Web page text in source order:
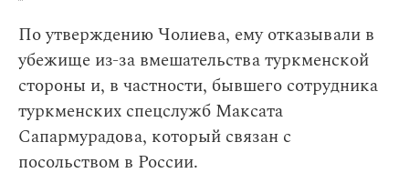
По утверждению Чолиева, ему отказывали в
убежище из-за вмешательства туркменской
стороны и, в частности, бывшего сотрудника
туркменских спецслужб Максата
Сапармурадова, который связан с
посольством в России.